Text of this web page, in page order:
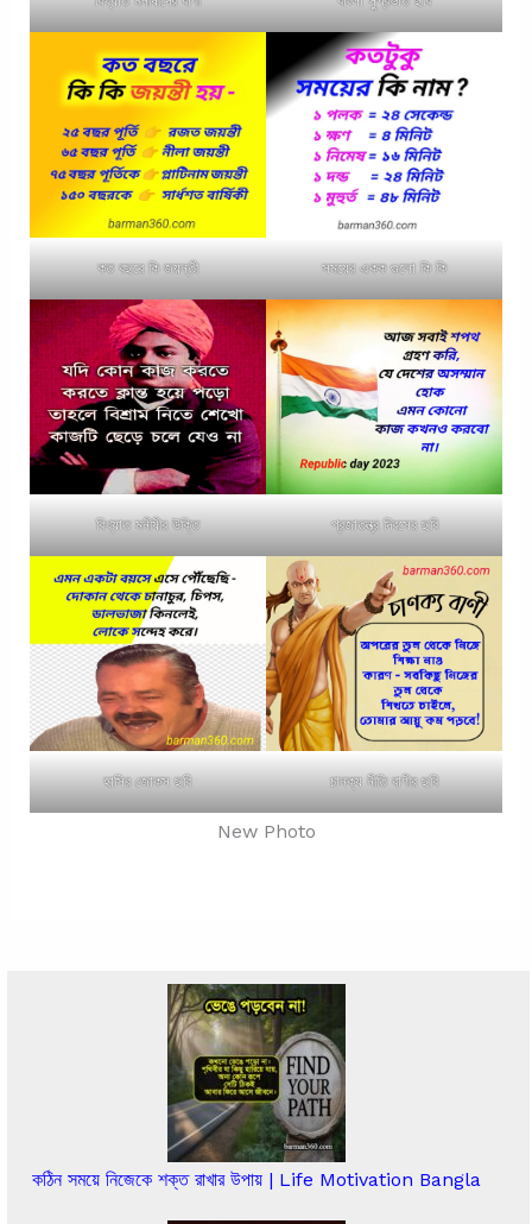
কত বছরে কি জয়ন্তী সময়ের একক গুলো কি কি
বিখ্যাত মনীষীর উক্তি প্রজাতন্ত্র দিবসের ছবি
হাসির জোকস ছবি চানক্য নীতি বাণীর ছবি
New Photo
কঠিন সময়ে নিজেকে শক্ত রাখার উপায় | Life Motivation Bangla